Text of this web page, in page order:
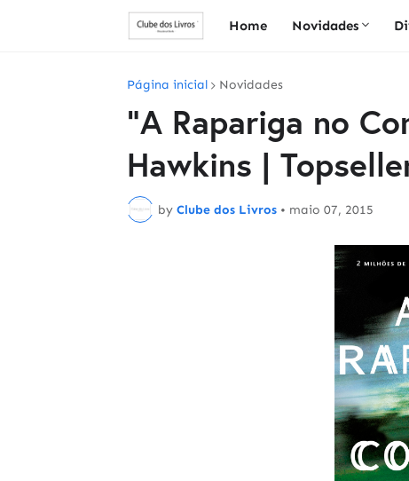
Home Novidades
Página inicial Novidades
"A Rapariga no
Hawkins |
by Clube dos Livros • maio 07, 2015